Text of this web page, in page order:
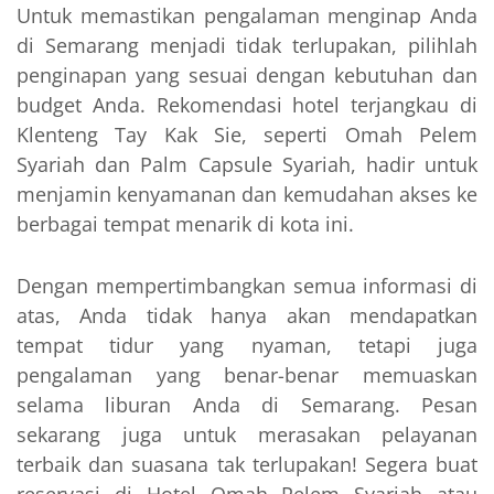
Untuk memastikan pengalaman menginap Anda
di Semarang menjadi tidak terlupakan, pilihlah
penginapan yang sesuai dengan kebutuhan dan
budget Anda. Rekomendasi hotel terjangkau di
Klenteng Tay Kak Sie, seperti Omah Pelem
Syariah dan Palm Capsule Syariah, hadir untuk
menjamin kenyamanan dan kemudahan akses ke
berbagai tempat menarik di kota ini.
Dengan mempertimbangkan semua informasi di
atas, Anda tidak hanya akan mendapatkan
tempat tidur yang nyaman, tetapi juga
pengalaman yang benar-benar memuaskan
selama liburan Anda di Semarang. Pesan
sekarang juga untuk merasakan pelayanan
terbaik dan suasana tak terlupakan! Segera buat